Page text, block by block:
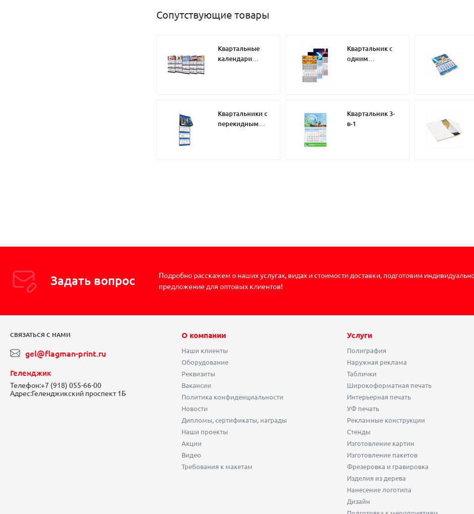
Сопутствующие товары
Квартальные
календари
Квартальник с
одним
Квартальники с
перекидным
Квартальник 3-
в-1
Задать вопрос
Подробно расскажем о наших услугах, видах и стоимости доставки, подготовим
предложение для оптовых клиентов!
СВЯЗАТЬСЯ С НАМИ
gel@flagman-print.ru
Геленджик
Телефон:+7 (918) 055-66-00
Адрес:Геленджикский проспект 1Б
О компании
Наши клиенты
Оборудование
Реквизиты
Вакансии
Политика конфиденциальности
Новости
Дипломы, сертификаты, награды
Наши проекты
Акции
Видео
Требования к макетам
Услуги
Полиграфия
Наружная реклама
Таблички
Широкоформатная печать
Интерьерная печать
УФ печать
Рекламные конструкции
Стенды
Изготовление картин
Изготовление пакетов
Фрезеровка и гравировка
Изделия из дерева
Нанесение логотипа
Дизайн